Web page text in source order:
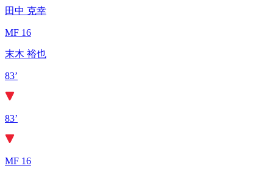
田中 克幸
MF 16
末木 裕也
83’
83’
MF 16